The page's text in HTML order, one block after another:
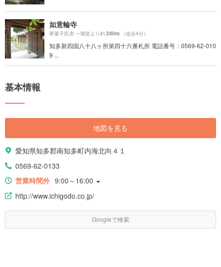
如意輪寺
夢菓子匠房 一期堂より約240m （徒歩4分）
知多新四国八十八ヶ所第四十六番札所 電話番号：0569-62-010
9 ...
基本情報
地図を見る
愛知県知多郡南知多町内海北向４１
0569-62-0133
営業時間外 9:00～16:00
http://www.ichigodo.co.jp/
Googleで検索